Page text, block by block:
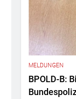
MELDUNGEN
BPOLD-B: